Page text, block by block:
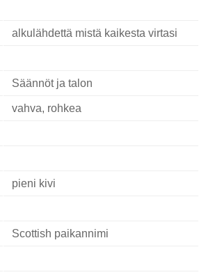
alkulähdettä mistä kaikesta virtasi
Säännöt ja talon
vahva, rohkea
pieni kivi
Scottish paikannimi